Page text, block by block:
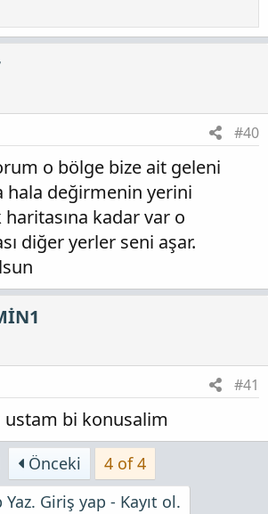
#40
o bölge bize ait geleni
hala değirmenin yerini
kadar var o
diğer yerler seni aşar.
#41
ustam bi konusalim
Önceki
4 of 4
Yaz. Giriş yap - Kayıt ol.